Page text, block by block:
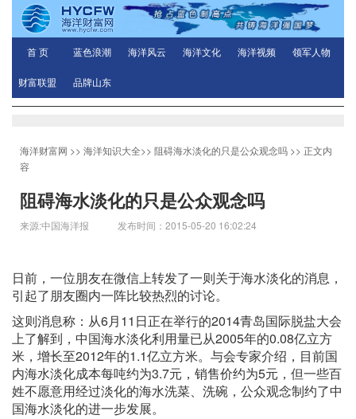
首 页 蓝色浪潮 海洋风云 海洋文化 海洋视频 领军人物
财富联盟 品牌山东
海洋财富网 >> 海洋知识大全>> 阻碍海水淡化的只是公众观念吗 >> 正文内
容
阻碍海水淡化的只是公众观念吗
来源:中国海洋报 发布时间：2015-05-20 16:02:24
日前，一位朋友在微信上转发了一则关于海水淡化的消息，
引起了朋友圈内一阵比较热烈的讨论。
这则消息称：从6月11日正在举行的2014青岛国际脱盐大会
上了解到，中国海水淡化利用量已从2005年的0.08亿立方
米，增长至2012年的1.1亿立方米。与会专家介绍，目前国
内海水淡化成本每吨约为3.7元，销售价约为5元，但一些百
姓不愿意用经过淡化的海水洗菜、洗碗，公众观念制约了中
国海水淡化的进一步发展。